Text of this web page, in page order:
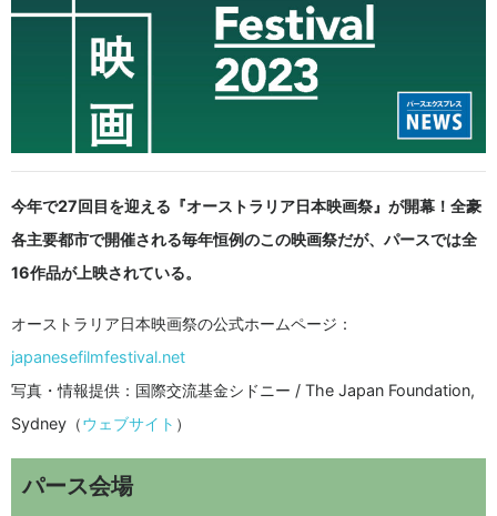
今年で27回目を迎える『オーストラリア日本映画祭』が開幕！全豪
各主要都市で開催される毎年恒例のこの映画祭だが、パースでは全
16作品が上映されている。
オーストラリア日本映画祭の公式ホームページ：
japanesefilmfestival.net
写真・情報提供：国際交流基金シドニー / The Japan Foundation,
Sydney（ウェブサイト ）
パース会場